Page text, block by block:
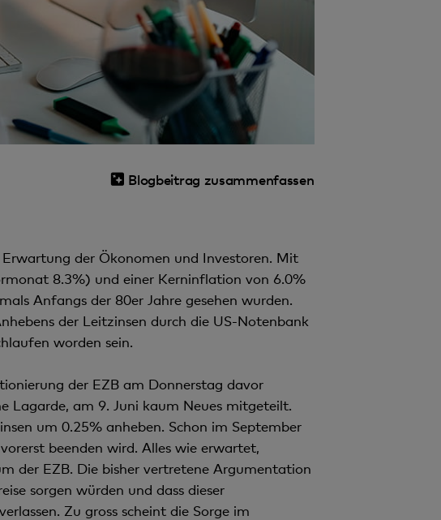
Blogbeitrag zusammenfassen
der Ökonomen und Investoren. Mit
8.3%) und einer Kerninflation von 6.0%
Anfangs der 80er Jahre gesehen wurden.
der Leitzinsen durch die US-Notenbank
worden sein.
der EZB am Donnerstag davor
Lagarde, am 9. Juni kaum Neues mitgeteilt.
um 0.25% anheben. Schon im September
beenden wird. Alles wie erwartet,
der EZB. Die bisher vertretene Argumentation
sorgen würden und dass dieser
Zu gross scheint die Sorge im